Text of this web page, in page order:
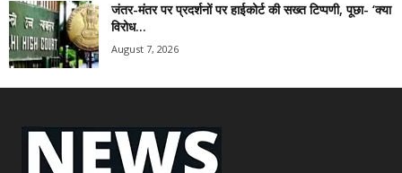
जंतर-मंतर पर प्रदर्शनों पर हाईकोर्ट की सख्त टिप्पणी, पूछा- ‘क्या
विरोध...
August 7, 2026